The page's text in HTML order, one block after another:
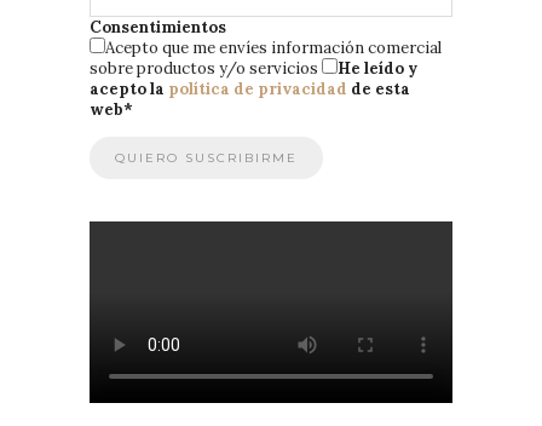
Consentimientos
Acepto que me envíes información comercial
sobre productos y/o servicios
He leído y
acepto la política de privacidad de esta
web*